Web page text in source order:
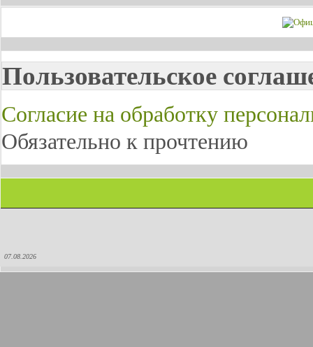
Пользовательское
Согласие на обработку
Обязательно к прочтению
07.08.2026